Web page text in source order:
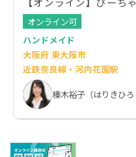
オンライン可
ハンドメイド
大阪府 東大阪市
近鉄奈良線・河内花園駅
榛木裕子（はりきひろ